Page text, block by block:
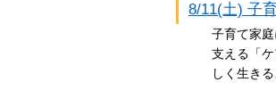
8/11(土) 子
子育て家
支える「
しく生き